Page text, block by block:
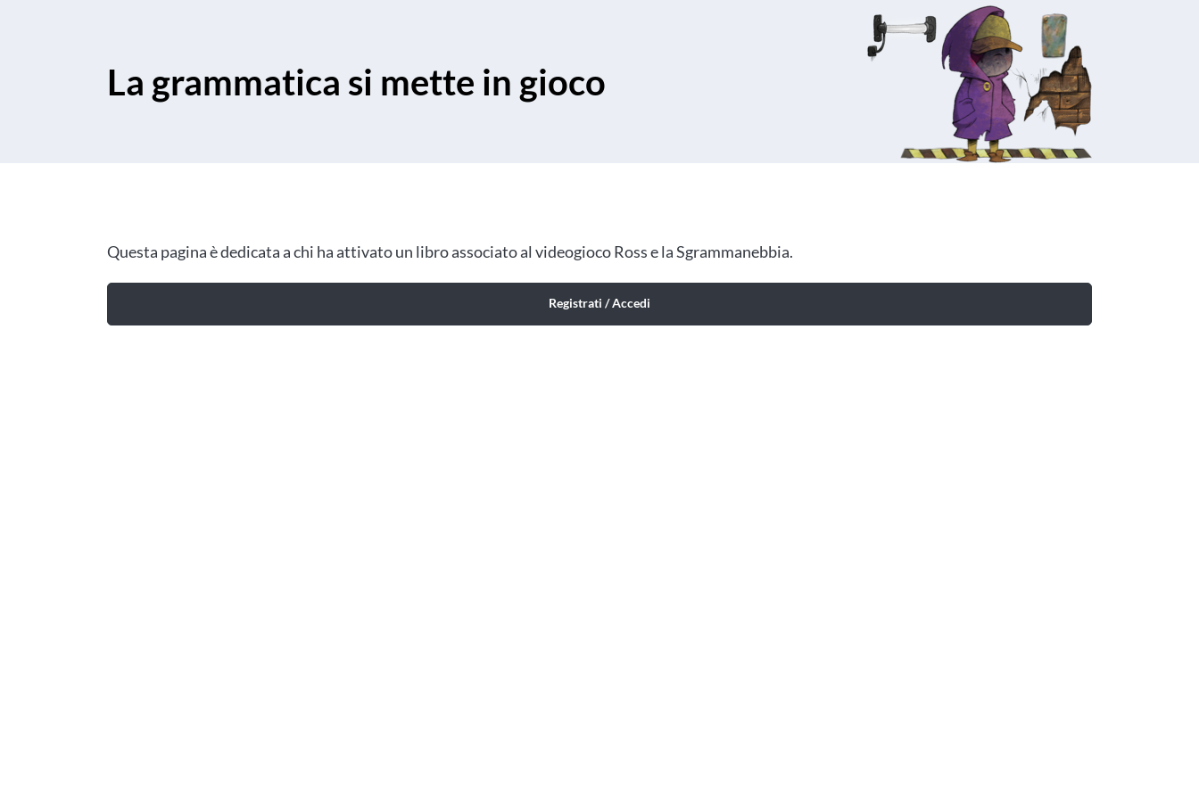
La grammatica si mette in gioco
Questa pagina è dedicata a chi ha attivato un libro associato al videogioco Ross e la Sgrammanebbia.
Registrati / Accedi